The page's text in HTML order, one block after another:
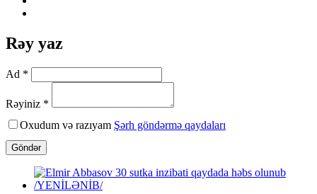
Rəy yaz
Ad *
Rəyiniz *
Oxudum və razıyam Şərh göndərmə qaydaları
Göndər